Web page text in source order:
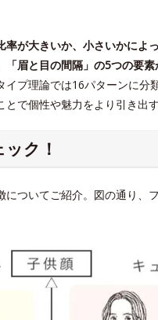
が大きいか、小さいかによ
「眉と目の間隔」の5つの要
プ理論では16パターンに分
で個性や魅力をより引き出
ク！
ついてご紹介。図の通り、